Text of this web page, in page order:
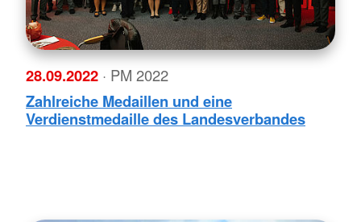
28.09.2022 · PM 2022
Zahlreiche Medaillen und eine
Verdienstmedaille des Landesverbandes